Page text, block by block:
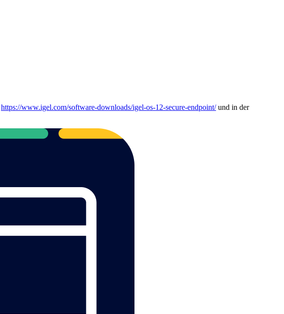
https://www.igel.com/software-downloads/igel-os-12-secure-endpoint/und in der